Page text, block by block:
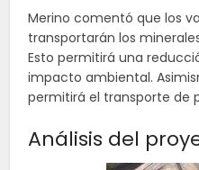
Merino comentó que los
transportarán los
Esto permitirá una
impacto ambiental.
permitirá el transporte de
Análisis del